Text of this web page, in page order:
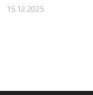
15.12.2025